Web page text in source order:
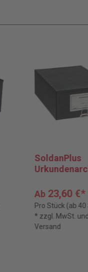
SoldanPlus
Ab 23,60 €*
Pro Stück (ab
* zzgl. MwSt. und
Versand